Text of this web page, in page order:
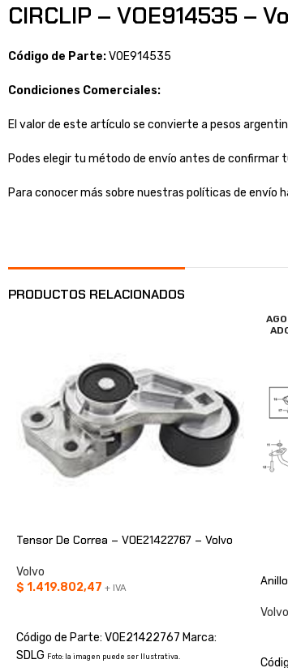
CIRCLIP – VOE914535 –
Código de Parte:VOE914535
Condiciones Comerciales:
El valor de este artículo se convierte a pesos
Podes elegir tu método de envío antes de confirmar
Para conocer más sobre nuestras políticas de envío
PRODUCTOS RELACIONADOS
Tensor De Correa – VOE21422767 – Volvo
Volvo
$ 1.419.802,47 + IVA
Código de Parte: VOE21422767 Marca:
SDLG Foto: la imagen puede ser Ilustrativa.
Volvo